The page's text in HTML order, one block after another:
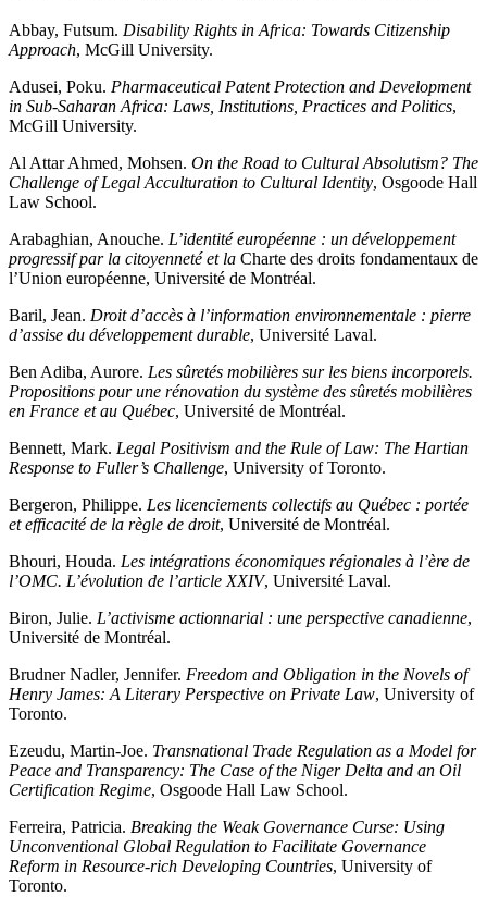
Abbay, Futsum. Disability Rights in Africa: Towards Citizenship
Approach, McGill University.
Adusei, Poku. Pharmaceutical Patent Protection and Development
in Sub-Saharan Africa: Laws, Institutions, Practices and Politics,
McGill University.
Al Attar Ahmed, Mohsen. On the Road to Cultural Absolutism? The
Challenge of Legal Acculturation to Cultural Identity, Osgoode Hall
Law School.
Arabaghian, Anouche. L’identité européenne : un développement
progressif par la citoyenneté et la Charte des droits fondamentaux de
l’Union européenne, Université de Montréal.
Baril, Jean. Droit d’accès à l’information environnementale : pierre
d’assise du développement durable, Université Laval.
Ben Adiba, Aurore. Les sûretés mobilières sur les biens incorporels.
Propositions pour une rénovation du système des sûretés mobilières
en France et au Québec, Université de Montréal.
Bennett, Mark. Legal Positivism and the Rule of Law: The Hartian
Response to Fuller’s Challenge, University of Toronto.
Bergeron, Philippe. Les licenciements collectifs au Québec : portée
et efficacité de la règle de droit, Université de Montréal.
Bhouri, Houda. Les intégrations économiques régionales à l’ère de
l’OMC. L’évolution de l’article XXIV, Université Laval.
Biron, Julie. L’activisme actionnarial : une perspective canadienne,
Université de Montréal.
Brudner Nadler, Jennifer. Freedom and Obligation in the Novels of
Henry James: A Literary Perspective on Private Law, University of
Toronto.
Ezeudu, Martin-Joe. Transnational Trade Regulation as a Model for
Peace and Transparency: The Case of the Niger Delta and an Oil
Certification Regime, Osgoode Hall Law School.
Ferreira, Patricia. Breaking the Weak Governance Curse: Using
Unconventional Global Regulation to Facilitate Governance
Reform in Resource-rich Developing Countries, University of
Toronto.